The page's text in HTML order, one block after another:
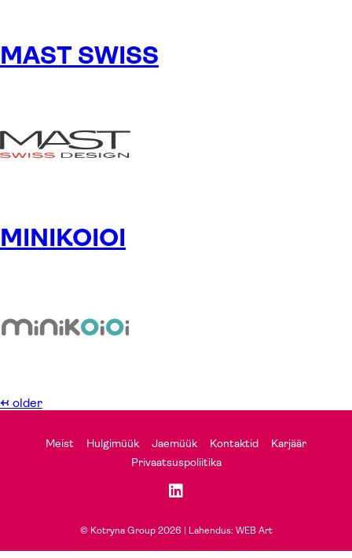
MAST SWISS
MINIKOIOI
← older
Meist Hulgimüük Jaemüük Kontaktid
Karjäär
Privaatsuspoliitika
© Kotryna Group 2026 | Lahendus: WEB Art